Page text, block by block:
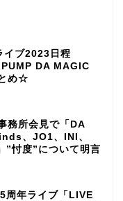
イブ2023日程
PUMP DA MAGIC
め☆
務所会見で「DA
、JO1、INI、
”忖度”について明言
周年ライブ「LIVE